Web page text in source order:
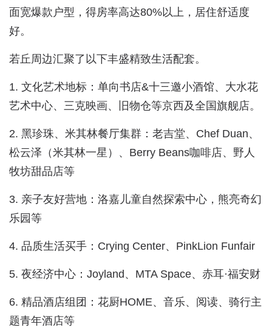
面宽爆款户型，得房率高达80%以上，居住舒适度
好。
若丘周边汇聚了以下丰盛精致生活配套。
1. 文化艺术地标：单向书店&十三邀小酒馆、大水花
艺术中心、三克映画、旧物仓等京西及全国旗舰店。
2. 黑珍珠、米其林餐厅集群：老吉堂、Chef Duan、
松云泽（米其林一星）、Berry Beans咖啡店、野人
牧坊甜品店等
3. 亲子友好营地：洛嘉儿童自然探索中心，熊亮奇幻
乐园等
4. 品质生活买手：Crying Center、PinkLion Funfair
5. 夜经济中心：Joyland、MTA Space、赤耳·福安财
6. 精品酒店组团：花厨HOME、音乐、阅读、骑行主
题青年酒店等